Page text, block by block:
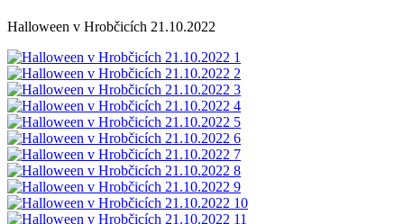
Halloween v Hrobčicích 21.10.2022